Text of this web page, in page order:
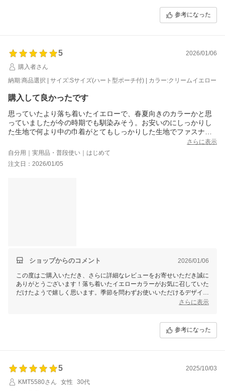
参考になった
5
2026/01/06
購入者さん
納期:商品選択 | サイズ:Sサイズ(ハート型ポーチ付) | カラー:クリームイエロー
購入して良かったです
思っていたより落ち着いたイエローで、春夏向きのカラーかと思
っていましたが今の時期でも馴染みそう。お安いのにしっかりし
た生地で何より中の巾着がとてもしっかりした生地でファスナー
付きとのポケットまでついていて良かったです。Mサイズも欲し
いかも。
さらに表示
自分用｜実用品・普段使い｜はじめて
注文日：2026/01/05
ショップからのコメント 2026/01/06
この度はご購入いただき、さらに詳細なレビューをお寄せいただき誠に
ありがとうございます！落ち着いたイエローカラーがお気に召していた
だけたようで嬉しく思います。季節を問わずお使いいただけるデザイン
安心いたしました。Mサイズもご検討いただいているとのことで、ぜひ
サイズ感や用途に合わせてお選びいただければと思います。これからも
さらに表示
参考になった
5
2025/10/03
KMT5580さん
女性
30代